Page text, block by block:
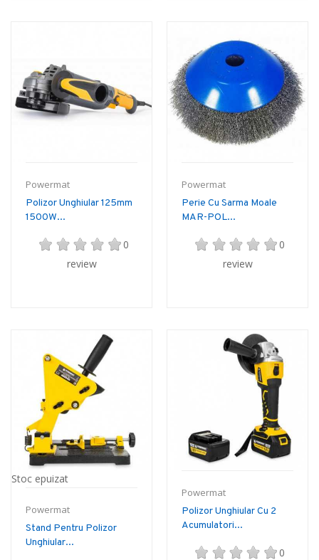
Powermat
Polizor Unghiular 125mm
1500W...
0
review
Powermat
Perie Cu Sarma Moale
MAR-POL...
0
review
Stoc epuizat
Powermat
Stand Pentru Polizor
Unghiular...
Powermat
Polizor Unghiular Cu 2
Acumulatori...
0